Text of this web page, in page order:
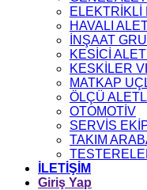
ELEKTRİKLİ
HAVALI
İNŞAAT
KESİCİ
KESKİLER
MATKAP
ÖLÇÜ
OTOMOTİV
SERVİS
TAKIM
İLETİŞİM
Giriş Yap